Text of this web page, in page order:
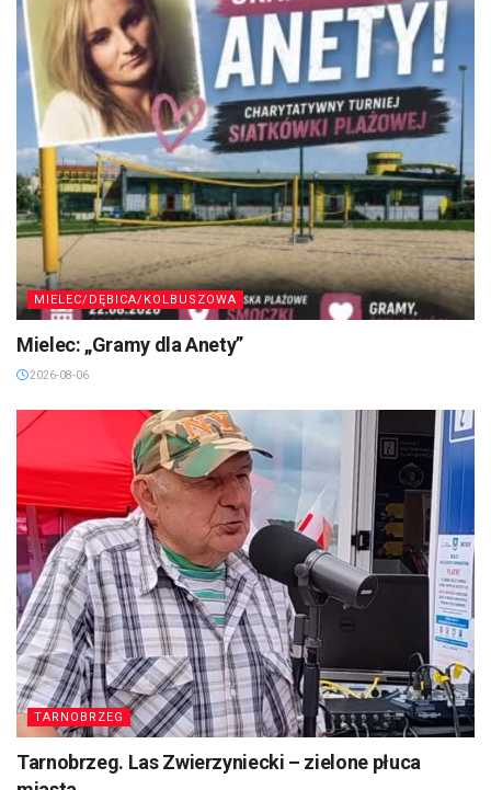
MIELEC/DĘBICA/KOLBUSZOWA
Mielec: „Gramy dla Anety”
2026-08-06
TARNOBRZEG
Tarnobrzeg. Las Zwierzyniecki – zielone płuca